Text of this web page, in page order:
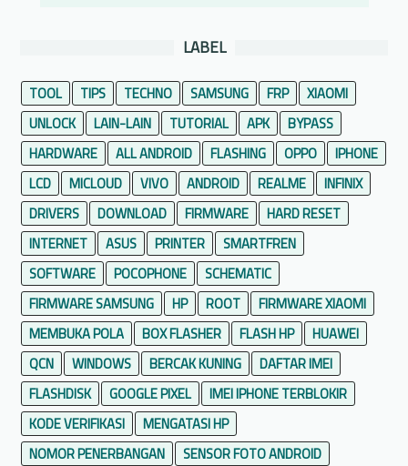
LABEL
TOOL TIPS TECHNO SAMSUNG FRP
XIAOMI
UNLOCK
LAIN-LAIN TUTORIAL APK
BYPASS
HARDWARE
ALL ANDROID FLASHING OPPO
IPHONE
LCD
MICLOUD VIVO ANDROID REALME
INFINIX
DRIVERS
DOWNLOAD FIRMWARE
HARD RESET
INTERNET
ASUS PRINTER
SMARTFREN
SOFTWARE
POCOPHONE
SCHEMATIC
FIRMWARE SAMSUNG
HP ROOT
FIRMWARE XIAOMI
MEMBUKA POLA
BOX FLASHER FLASH HP
HUAWEI
QCN
WINDOWS BERCAK KUNING
DAFTAR IMEI
FLASHDISK
GOOGLE PIXEL
IMEI IPHONE TERBLOKIR
KODE VERIFIKASI
MENGATASI HP
NOMOR PENERBANGAN
SENSOR FOTO ANDROID